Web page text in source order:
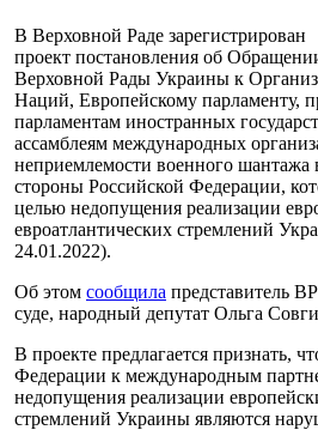
В Верховной Раде зарегистрирован
проект постановления об
Верховной Рады Украины к
Наций, Европейскому парламенту,
парламентам иностранных
ассамблеям международных
неприемлемости военного
стороны Российской Федерации,
целью недопущения реализации
евроатлантических стремлений
24.01.2022).
Об этом сообщила представитель
суде, народный депутат Ольга
В проекте предлагается признать,
Федерации к международным
недопущения реализации
стремлений Украины являются